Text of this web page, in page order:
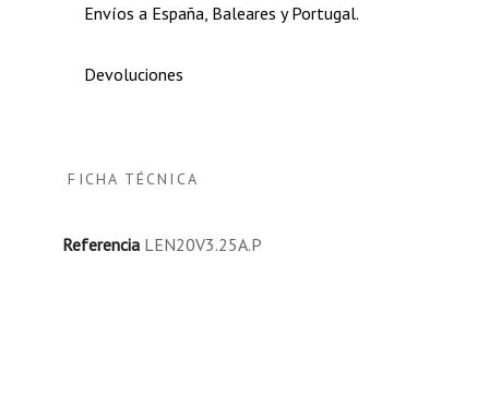
Envíos a España, Baleares y Portugal.
Devoluciones
FICHA TÉCNICA
Referencia LEN20V3.25A.P